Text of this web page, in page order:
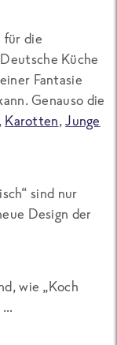
für die
Küche
Fantasie
Genauso die
, Karotten,Junge
sind nur
Design der
wie „Koch
…